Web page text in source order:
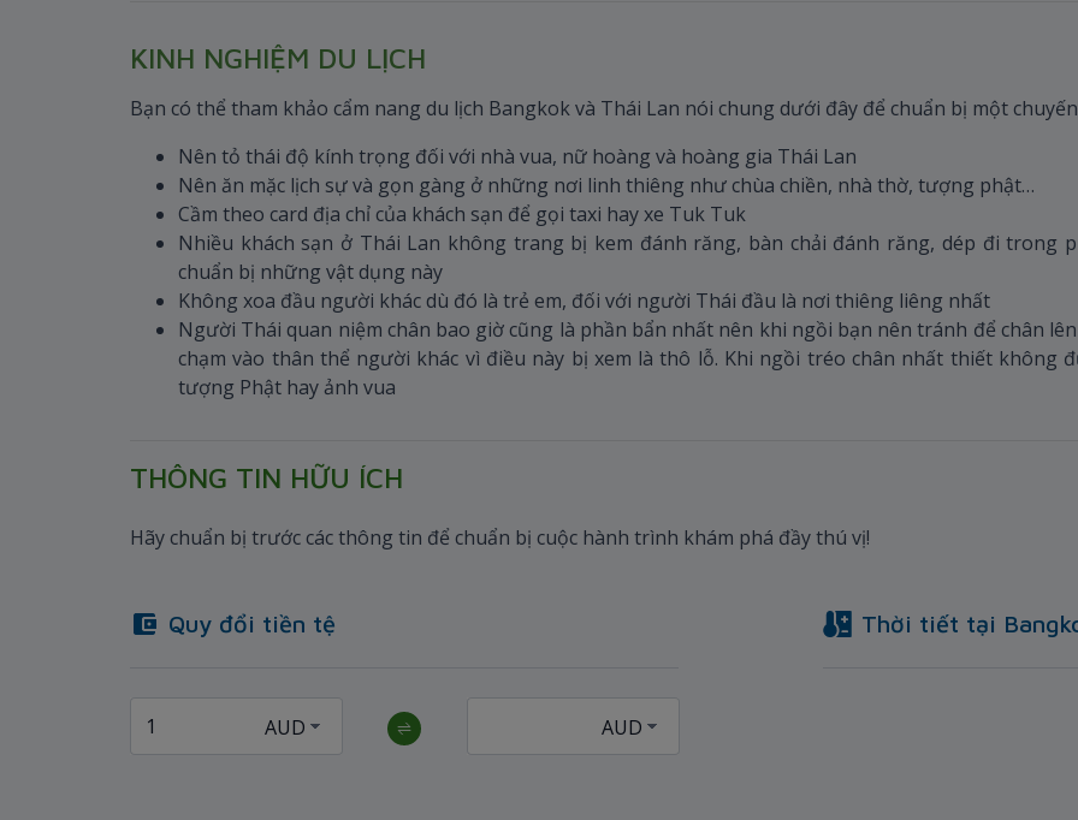
KINH NGHIỆM DU LỊCH
Bạn có thể tham khảo cẩm nang du lịch Bangkok và Thái Lan nói chung dưới đây để chuẩn bị một
Nên tỏ thái độ kính trọng đối với nhà vua, nữ hoàng và hoàng gia Thái Lan
Nên ăn mặc lịch sự và gọn gàng ở những nơi linh thiêng như chùa chiền, nhà thờ, tượng phật…
Cầm theo card địa chỉ của khách sạn để gọi taxi hay xe Tuk Tuk
Nhiều khách sạn ở Thái Lan không trang bị kem đánh răng, bàn chải đánh răng, dép đi trong
chuẩn bị những vật dụng này
Không xoa đầu người khác dù đó là trẻ em, đối với người Thái đầu là nơi thiêng liêng nhất
Người Thái quan niệm chân bao giờ cũng là phần bẩn nhất nên khi ngồi bạn nên tránh để chân
chạm vào thân thể người khác vì điều này bị xem là thô lỗ. Khi ngồi tréo chân nhất thiết không
tượng Phật hay ảnh vua
THÔNG TIN HỮU ÍCH
Hãy chuẩn bị trước các thông tin để chuẩn bị cuộc hành trình khám phá đầy thú vị!
Quy đổi tiền tệ Thời tiết tại